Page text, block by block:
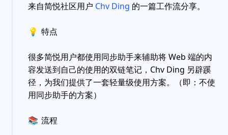
来自简悦社区用户 Chv Ding 的一篇工作流分享。
💡 特点
很多简悦用户都使用同步助手来辅助将 Web 端的内
容发送到自己的使用的双链笔记，Chv Ding 另辟蹊
径，为我们提供了一套轻量级使用方案。（即：不使
用同步助手的方案）
📚 流程